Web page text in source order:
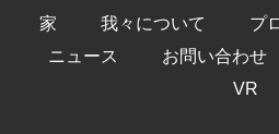
家 我々について プ
ニュース
お問い合わせ
VR